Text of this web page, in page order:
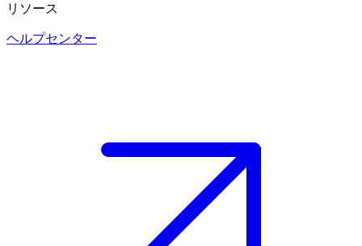
リソース
ヘルプセンター